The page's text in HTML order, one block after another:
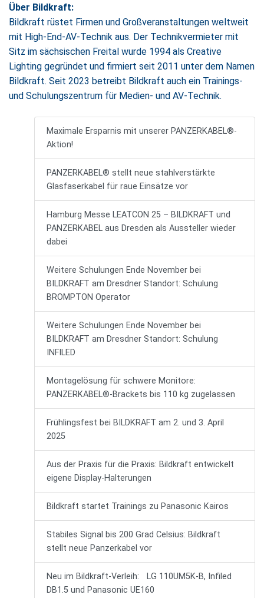
Über Bildkraft:
Bildkraft rüstet Firmen und Großveranstaltungen weltweit
mit High-End-AV-Technik aus. Der Technikvermieter mit
Sitz im sächsischen Freital wurde 1994 als Creative
Lighting gegründet und firmiert seit 2011 unter dem Namen
Bildkraft. Seit 2023 betreibt Bildkraft auch ein Trainings-
und Schulungszentrum für Medien- und AV-Technik.
Maximale Ersparnis mit unserer PANZERKABEL®-
Aktion!
PANZERKABEL® stellt neue stahlverstärkte
Glasfaserkabel für raue Einsätze vor
Hamburg Messe LEATCON 25 – BILDKRAFT und
PANZERKABEL aus Dresden als Aussteller wieder
dabei
Weitere Schulungen Ende November bei
BILDKRAFT am Dresdner Standort: Schulung
BROMPTON Operator
Weitere Schulungen Ende November bei
BILDKRAFT am Dresdner Standort: Schulung
INFILED
Montagelösung für schwere Monitore:
PANZERKABEL®-Brackets bis 110 kg zugelassen
Frühlingsfest bei BILDKRAFT am 2. und 3. April
2025
Aus der Praxis für die Praxis: Bildkraft entwickelt
eigene Display-Halterungen
Bildkraft startet Trainings zu Panasonic Kairos
Stabiles Signal bis 200 Grad Celsius: Bildkraft
stellt neue Panzerkabel vor
Neu im Bildkraft-Verleih: LG 110UM5K-B, Infiled
DB1.5 und Panasonic UE160